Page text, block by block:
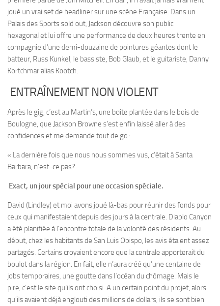
joué un vrai set de headliner sur une scène Française. Dans un
Palais des Sports sold out, Jackson découvre son public
hexagonal et lui offre une performance de deux heures trente en
compagnie d’une demi-douzaine de pointures géantes dont le
batteur, Russ Kunkel, le bassiste, Bob Glaub, et le guitariste, Danny
Kortchmar alias Kootch.
ENTRAÎNEMENT NON VIOLENT
Après le gig, c’est au Martin’s, une boîte plantée dans le bois de
Boulogne, que Jackson Browne s’est enfin laissé aller à des
confidences et me demande tout de go :
« La dernière fois que nous nous sommes vus, c’était à Santa
Barbara, n’est-ce pas?
Exact, un jour spécial pour une occasion spéciale.
David (Lindley) et moi avons joué là-bas pour réunir des fonds pour
ceux qui manifestaient depuis des jours à la centrale. Diablo Canyon
a été planifiée à l’encontre totale de la volonté des résidents. Au
début, chez les habitants de San Luis Obispo, les avis étaient assez
partagés. Certains croyaient encore que la centrale apporterait du
boulot dans la région. En fait, elle n’aura créé qu’une centaine de
jobs temporaires, une goutte dans l’océan du chômage. Mais le
pire, c’est le site qu’ils ont choisi. A un certain point du projet, alors
qu’ils avaient déjà englouti des millions de dollars, ils se sont bien